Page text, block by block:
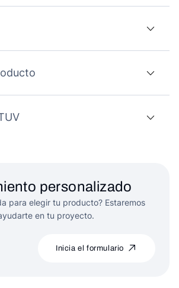
personalizado
para elegir tu producto? Estaremos
en tu proyecto.
Inicia el formulario